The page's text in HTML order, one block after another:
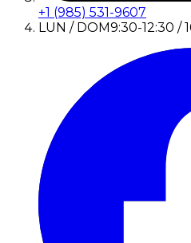
+1 (985) 531-9607
LUN / DOM9:30-12:30 /